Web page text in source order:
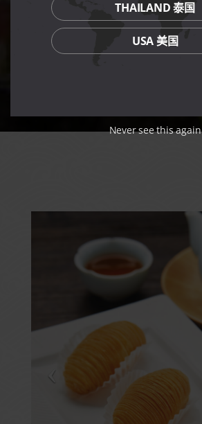
THAILAND 泰国
USA 美国
Never see this again